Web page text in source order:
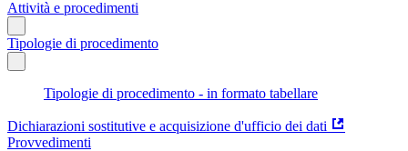
Attività e procedimenti
Tipologie di procedimento
Tipologie di procedimento - in formato tabellare
Dichiarazioni sostitutive e acquisizione d'ufficio dei dati
Provvedimenti